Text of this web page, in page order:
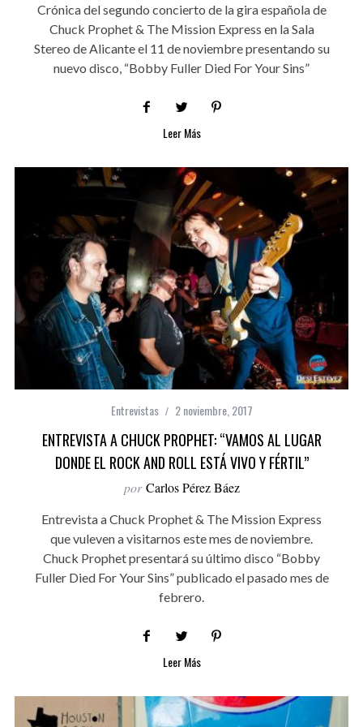
Crónica del segundo concierto de la gira española de
Chuck Prophet & The Mission Express en la Sala
Stereo de Alicante el 11 de noviembre presentando su
nuevo disco, “Bobby Fuller Died For Your Sins”
Leer Más
Entrevistas 2 noviembre, 2017
ENTREVISTA A CHUCK PROPHET: “VAMOS AL LUGAR
DONDE EL ROCK AND ROLL ESTÁ VIVO Y FÉRTIL”
por Carlos Pérez Báez
Entrevista a Chuck Prophet & The Mission Express
que vuleven a visitarnos este mes de noviembre.
Chuck Prophet presentará su último disco “Bobby
Fuller Died For Your Sins” publicado el pasado mes de
febrero.
Leer Más